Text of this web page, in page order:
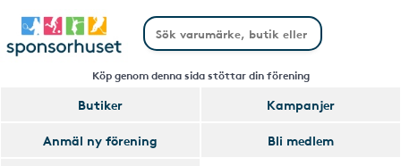
Köp genom denna sida stöttar din förening
Butiker
Kampanjer
Anmäl ny förening
Bli medlem